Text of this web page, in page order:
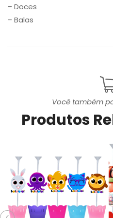
– Doces
– Balas
Você também
Produtos